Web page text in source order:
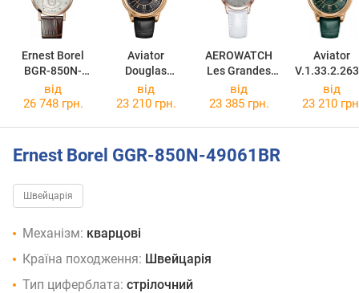
Ernest Borel
BGR-850N-
49061BR
Aviator
Douglas
Moonflight
V.1.33.2.253.4
AEROWATCH
Les Grandes
Classiques
42995RO04
Aviator
від
26 748 грн.
від
23 210 грн.
від
23 385 грн.
від
23 210
Ernest Borel GGR-850N-49061BR
Швейцарія
Механізм: кварцові
Країна походження: Швейцарія
Тип циферблата: стрілочний